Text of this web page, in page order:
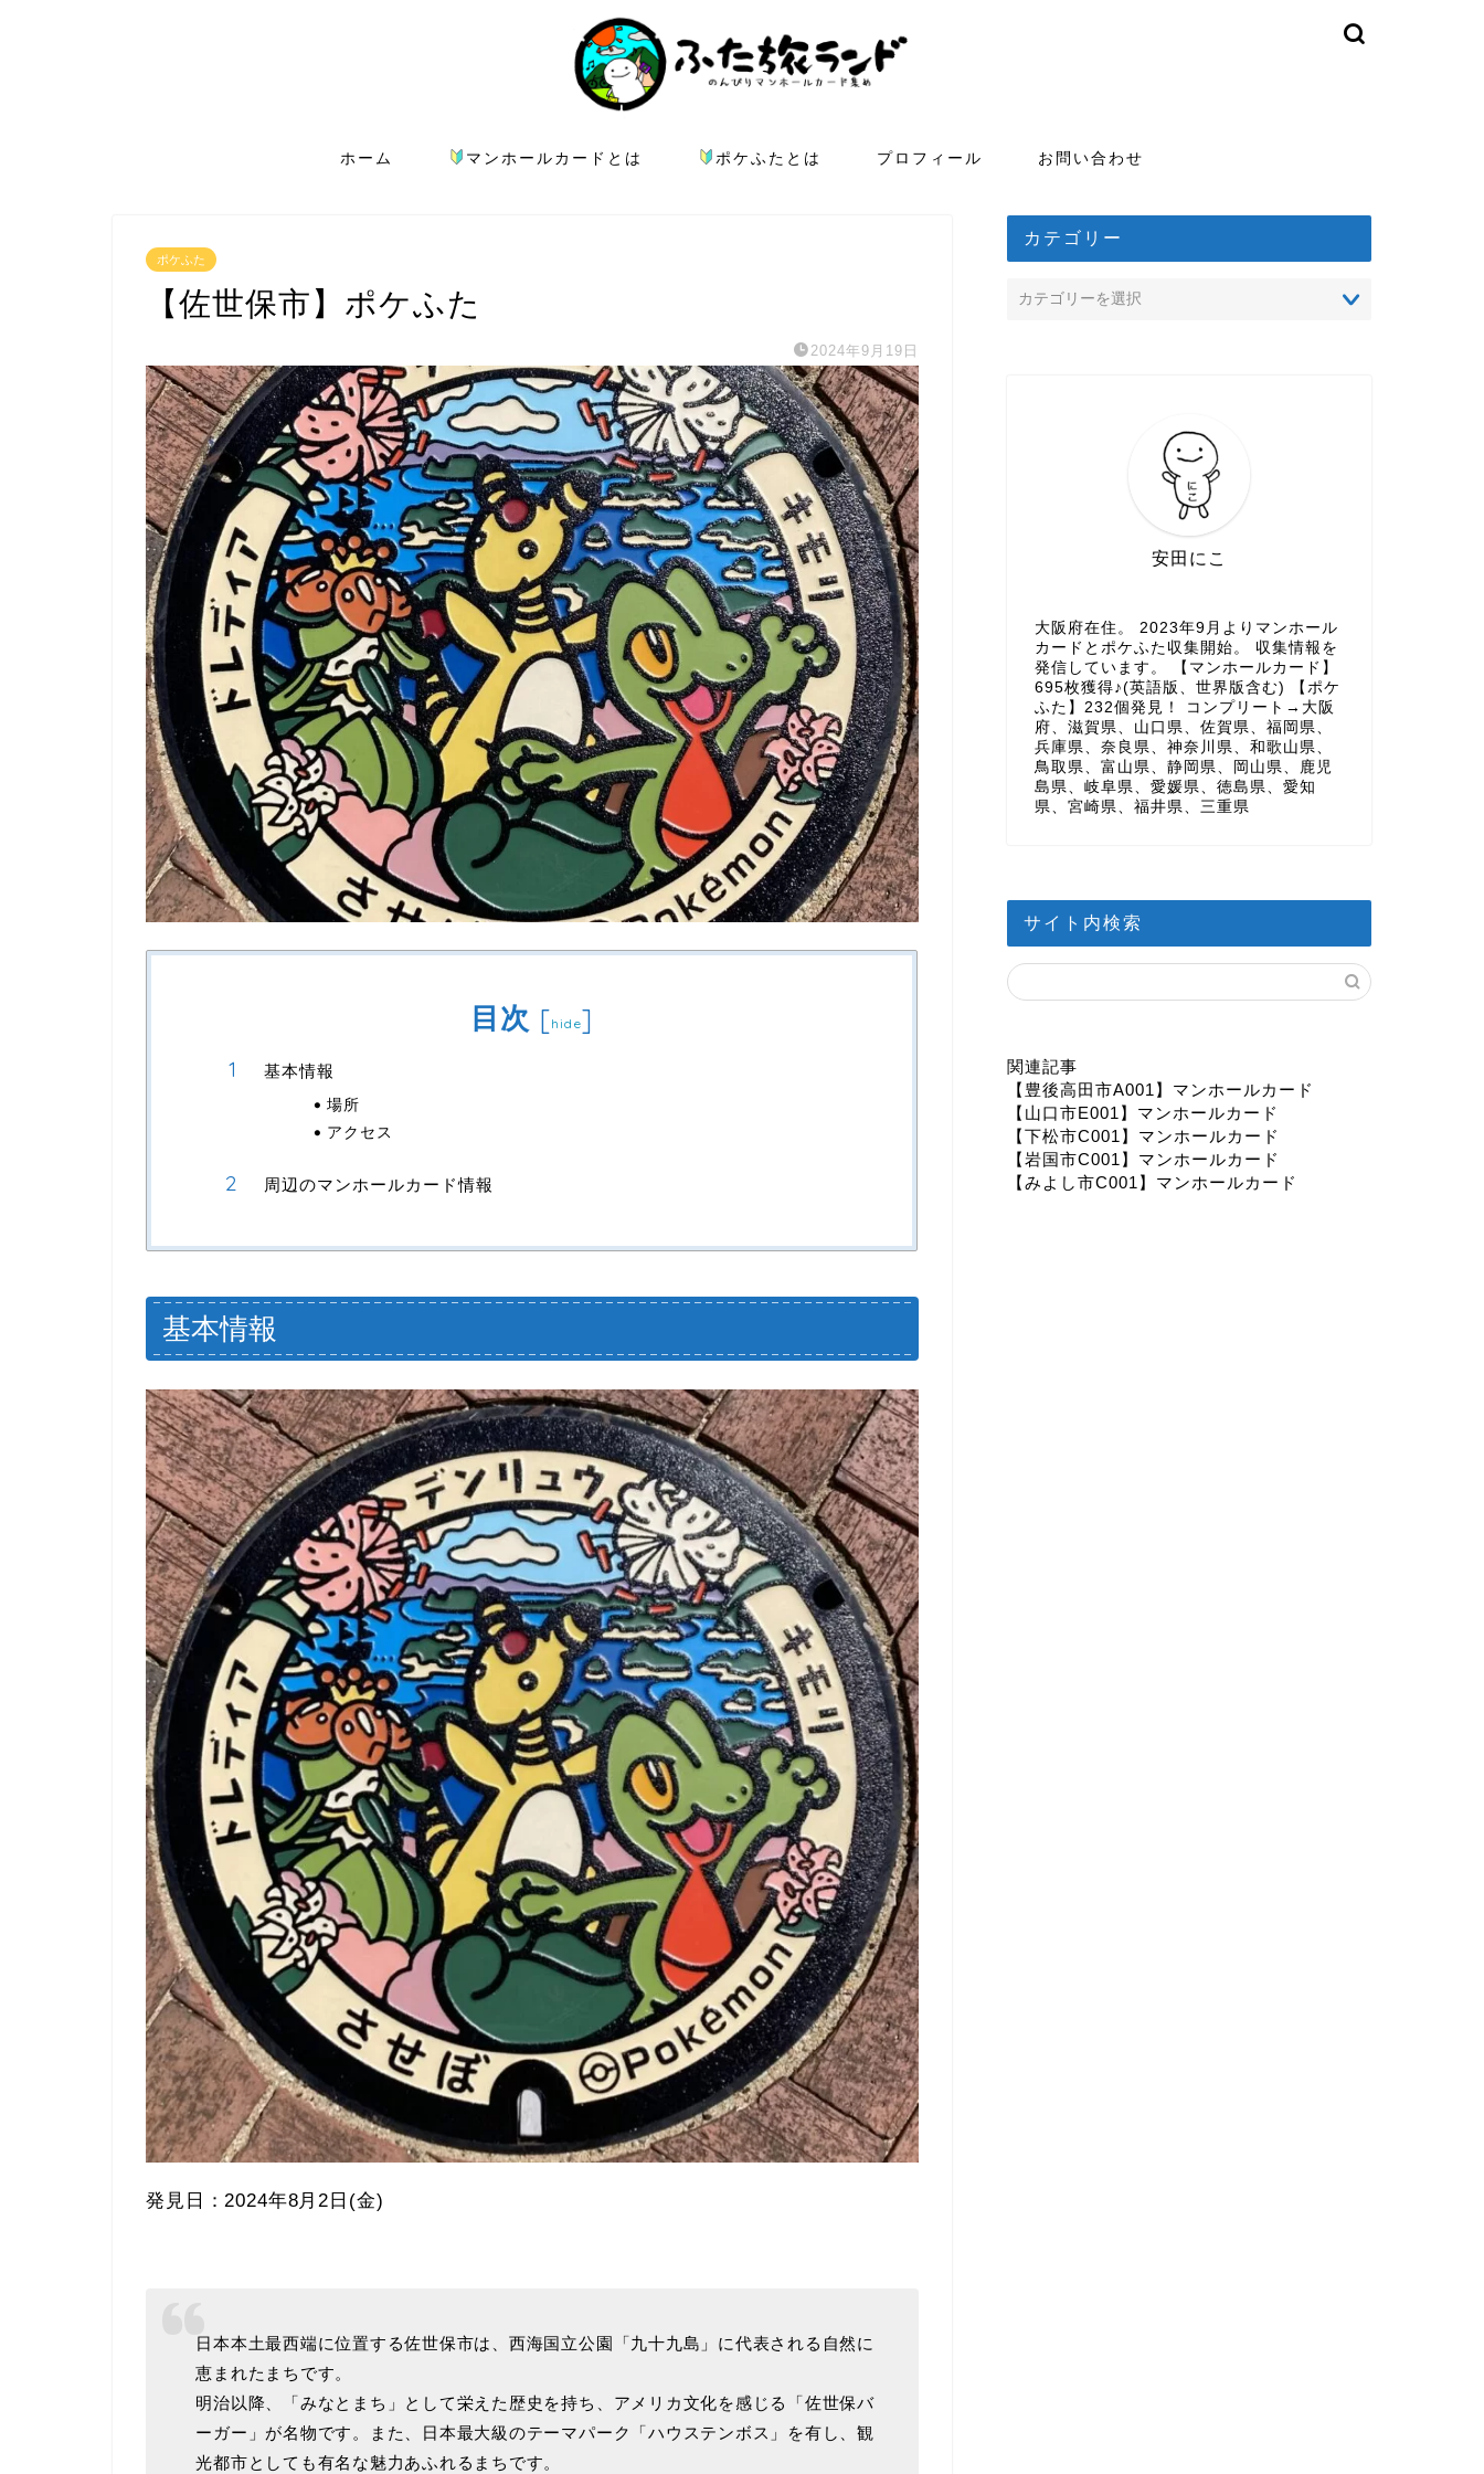
ホーム マンホールカードとは ポケふたとは プロフィール お問い合わせ
ポケふた
【佐世保市】ポケふた
2024年9月19日
目次 [hide]
基本情報
場所
アクセス
周辺のマンホールカード情報
基本情報
発見日：2024年8月2日(金)
日本本土最西端に位置する佐世保市は、西海国立公園「九十九島」に代表される自然に
恵まれたまちです。
明治以降、「みなとまち」として栄えた歴史を持ち、アメリカ文化を感じる「佐世保バ
ーガー」が名物です。また、日本最大級のテーマパーク「ハウステンボス」を有し、観
光都市としても有名な魅力あふれるまちです。
カテゴリー
安田にこ
大阪府在住。 2023年9月よりマンホール
カードとポケふた収集開始。 収集情報を
発信しています。 【マンホールカード】
695枚獲得♪(英語版、世界版含む) 【ポケ
ふた】232個発見！ コンプリート→大阪
府、滋賀県、山口県、佐賀県、福岡県、
兵庫県、奈良県、神奈川県、和歌山県、
鳥取県、富山県、静岡県、岡山県、鹿児
島県、岐阜県、愛媛県、徳島県、愛知
県、宮崎県、福井県、三重県
サイト内検索
関連記事
【豊後高田市A001】マンホールカード
【山口市E001】マンホールカード
【下松市C001】マンホールカード
【岩国市C001】マンホールカード
【みよし市C001】マンホールカード